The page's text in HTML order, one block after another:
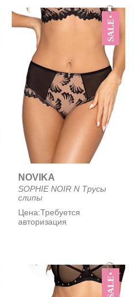
SALE
NOVIKA
SOPHIE NOIR N Трусы
слипы
Цена:Требуется
авторизация
SALE